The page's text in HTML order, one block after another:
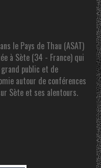
le Pays de Thau (ASAT)
à Sète (34 - France) qui
public et de
autour de conférences
Sète et ses alentours.